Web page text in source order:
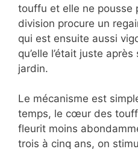
touffu et elle ne pousse
division procure un
qui est ensuite aussi
qu’elle l’était juste
jardin.
Le mécanisme est
temps, le cœur des
fleurit moins
trois à cinq ans, on